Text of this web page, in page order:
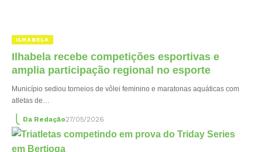
ILHABELA
Ilhabela recebe competições esportivas e
amplia participação regional no esporte
Município sediou torneios de vôlei feminino e maratonas aquáticas com
atletas de…
Da Redação27/05/2026